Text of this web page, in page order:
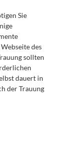
Sie
sollten
dauert in
der Trauung